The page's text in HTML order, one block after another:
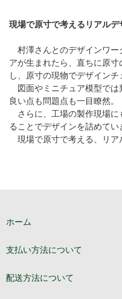
現場で原寸で考えるリアルデ
村澤さんとのデザインワー
アが生まれたら、直ちに原
し、原寸の現物でデザインチ
図面やミニチュア模型では
良い点も問題点も一目瞭然。
さらに、工場の製作現場に
ることでデザインを詰めてい
現場で原寸で考える、リア
ホーム
支払い方法について
配送方法について